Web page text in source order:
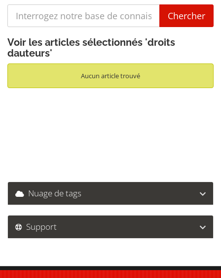
Voir les articles sélectionnés 'droits
dauteurs'
Aucun article trouvé
Nuage de tags
Support